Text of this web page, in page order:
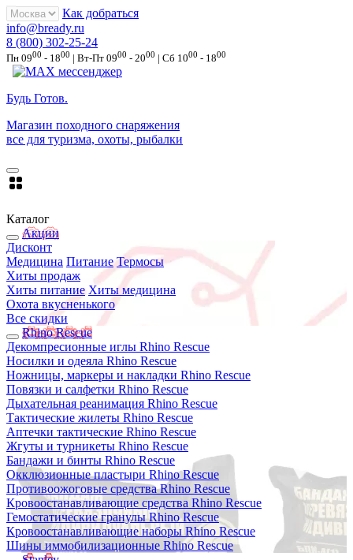
Как добраться
info@bready.ru
8 (800) 302-25-24
Пн 0900 - 1800 | Вт-Пт 0900 - 2000 | Сб 1000 - 1800
Будь Готов.
Магазин походного снаряжения
все для туризма, охоты, рыбалки
Каталог
Акции
Дисконт
Медицина Питание Термосы
Хиты продаж
Хиты питание Хиты медицина
Охота вкусненького
Все скидки
Rhino Rescue
Декомпресионные иглы Rhino Rescue
Носилки и одеяла Rhino Rescue
Ножницы, маркеры и накладки Rhino Rescue
Повязки и салфетки Rhino Rescue
Дыхательная реанимация Rhino Rescue
Тактические жилеты Rhino Rescue
Аптечки тактические Rhino Rescue
Жгуты и турникеты Rhino Rescue
Бандажи и бинты Rhino Rescue
Окклюзионные пластыри Rhino Rescue
Противоожоговые средства Rhino Rescue
Кровоостанавливающие средства Rhino Rescue
Гемостатические гранулы Rhino Rescue
Кровоостанавливающие наборы Rhino Rescue
Шины иммобилизационные Rhino Rescue